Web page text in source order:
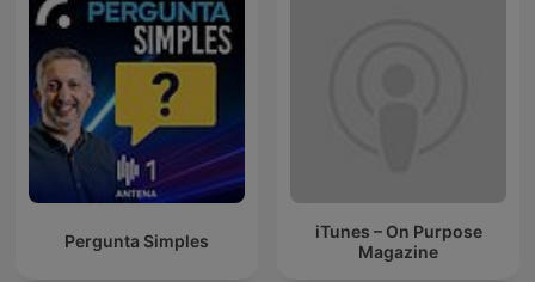
Pergunta Simples
iTunes – On Purpose
Magazine